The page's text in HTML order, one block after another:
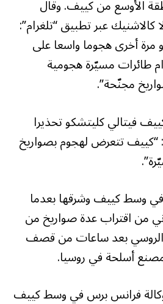
الأوسع من كييف. وقال
كالاشنيك عبر تطبيق “تلغرام”:
مرة أخرى هجوما واسعا على
طائرات مسيّرة هجومية
مجنّحة”.
فيتالي كليتشكو تحذيرا
“كييف تتعرض لهجوم بصواريخ
وسط كييف وشرقها بعدما
من اقتراب عدة صواريخ من
الروسي بعد ساعات من قصف
أسلحة في روسيا.
فرانس برس في وسط كييف